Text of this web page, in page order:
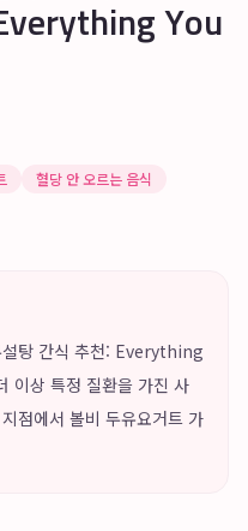
You
혈당 안 오르는 음식
설탕 간식 추천: Everything
상 특정 질환을 가진 사
점에서 볼비 두유요거트 가